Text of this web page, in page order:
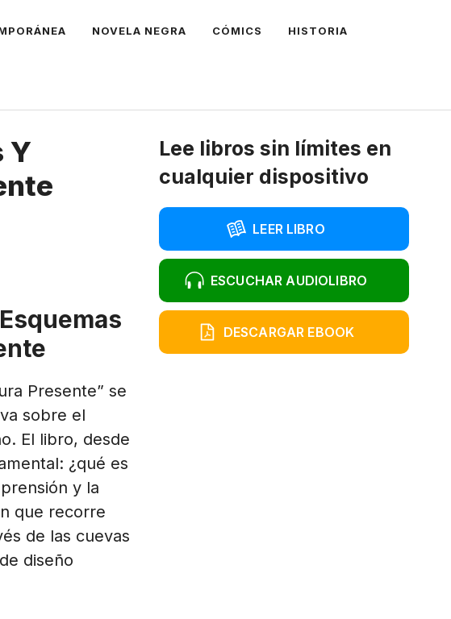
NOVELA NEGRA CÓMICS HISTORIA
Y
Presente” se
sobre el
El libro, desde
¿qué es
y la
que recorre
de las cuevas
diseño
Lee libros sin límites en
cualquier dispositivo
LEER LIBRO
ESCUCHAR AUDIOLIBRO
DESCARGAR EBOOK